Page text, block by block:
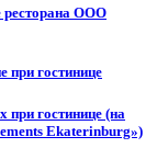
ресторана ООО
при гостинице
при гостинице (на
Ekaterinburg»)